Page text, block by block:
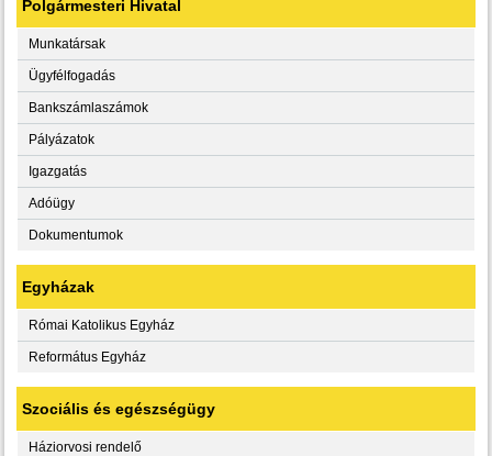
Polgármesteri Hivatal
Munkatársak
Ügyfélfogadás
Bankszámlaszámok
Pályázatok
Igazgatás
Adóügy
Dokumentumok
Egyházak
Római Katolikus Egyház
Református Egyház
Szociális és egészségügy
Háziorvosi rendelő